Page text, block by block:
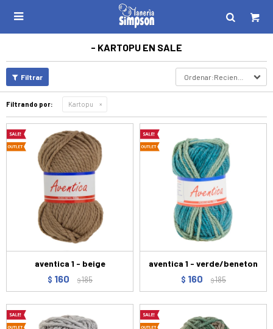

- KARTOPU EN SALE
Recientes
Filtrando por: Kartopu
aventica 1 - beige
$ 160 $185
aventica 1 - verde/beneton
$ 160 $185